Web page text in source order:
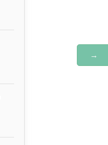
→